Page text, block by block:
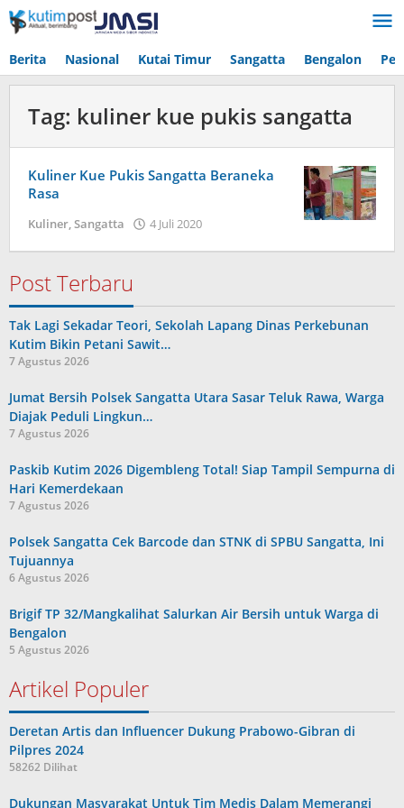
Lewati
ke
Berita Nasional Kutai Timur Sangatta Bengalon
Tag: kuliner kue pukis sangatta
Kuliner Kue Pukis Sangatta Beraneka
Rasa
Kuliner,Sangatta 4 Juli 2020
Post Terbaru
Tak Lagi Sekadar Teori, Sekolah Lapang Dinas Perkebunan
Kutim Bikin Petani Sawit…
7 Agustus 2026
Jumat Bersih Polsek Sangatta Utara Sasar Teluk Rawa, Warga
Diajak Peduli Lingkun…
7 Agustus 2026
Paskib Kutim 2026 Digembleng Total! Siap Tampil Sempurna di
Hari Kemerdekaan
7 Agustus 2026
Polsek Sangatta Cek Barcode dan STNK di SPBU Sangatta, Ini
Tujuannya
6 Agustus 2026
Brigif TP 32/Mangkalihat Salurkan Air Bersih untuk Warga di
Bengalon
5 Agustus 2026
Artikel Populer
Deretan Artis dan Influencer Dukung Prabowo-Gibran di
Pilpres 2024
58262 Dilihat
Dukungan Masyarakat Untuk Tim Medis Dalam Memerangi